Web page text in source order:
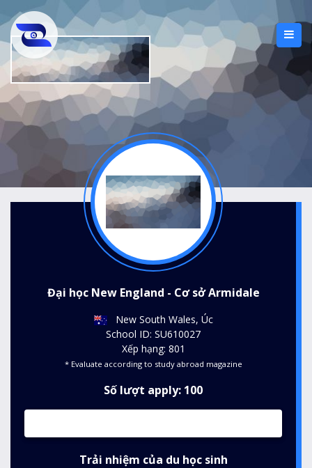
Đại học New England - Cơ sở Armidale
New South Wales, Úc
School ID: SU610027
Xếp hạng: 801
* Evaluate according to study abroad magazine
Số lượt apply: 100
Trải nhiệm của du học sinh